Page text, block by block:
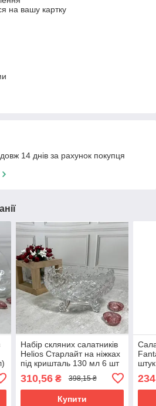
на вашу картку
14 днів за рахунок покупця
Набір скляних салатників
Helios Старлайт на ніжках
під кришталь 130 мл 6 шт
310,56₴ 398,15 ₴
Купити